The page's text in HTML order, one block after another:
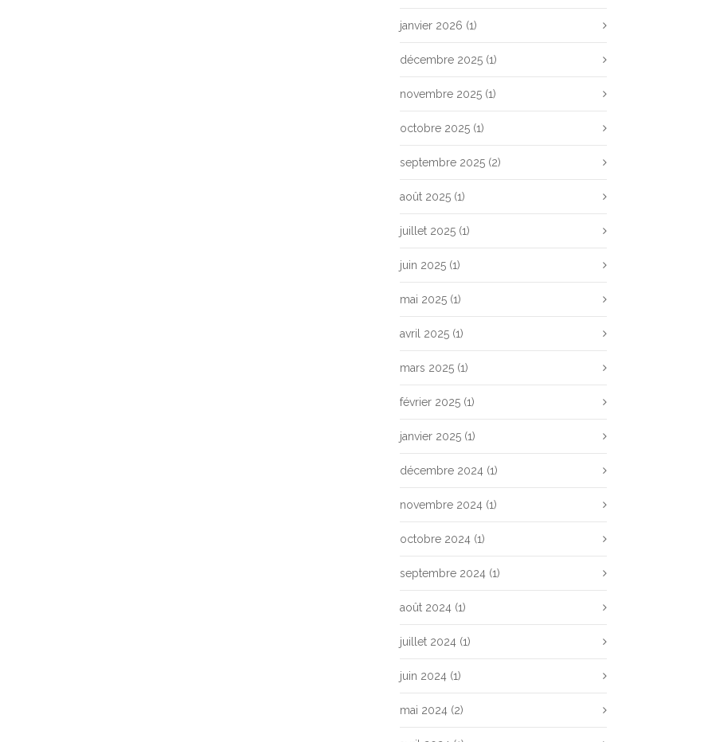
janvier 2026 (1)
décembre 2025 (1)
novembre 2025 (1)
octobre 2025 (1)
septembre 2025 (2)
août 2025 (1)
juillet 2025 (1)
juin 2025 (1)
mai 2025 (1)
avril 2025 (1)
mars 2025 (1)
février 2025 (1)
janvier 2025 (1)
décembre 2024 (1)
novembre 2024 (1)
octobre 2024 (1)
septembre 2024 (1)
août 2024 (1)
juillet 2024 (1)
juin 2024 (1)
mai 2024 (2)